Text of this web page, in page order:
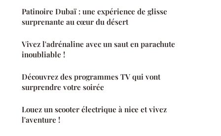
Patinoire Dubaï : une expérience de glisse
surprenante au cœur du désert
Vivez l'adrénaline avec un saut en parachute
inoubliable !
Découvrez des programmes TV qui vont
surprendre votre soirée
Louez un scooter électrique à nice et vivez
l'aventure !